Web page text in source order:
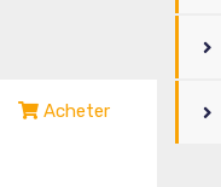
Acheter